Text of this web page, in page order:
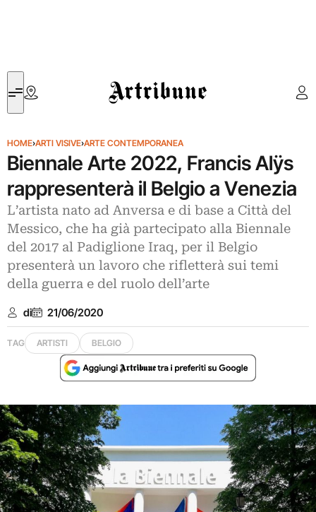
Artribune
HOME›ARTI VISIVE›ARTE CONTEMPORANEA
Biennale Arte 2022, Francis Alÿs
rappresenterà il Belgio a Venezia
L’artista nato ad Anversa e di base a Città del
Messico, che ha già partecipato alla Biennale
del 2017 al Padiglione Iraq, per il Belgio
presenterà un lavoro che rifletterà sui temi
della guerra e del ruolo dell’arte
di 21/06/2020
TAG ARTISTI BELGIO